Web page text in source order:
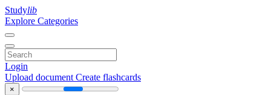
Studylib
Explore Categories
Login
Upload document Create flashcards
×